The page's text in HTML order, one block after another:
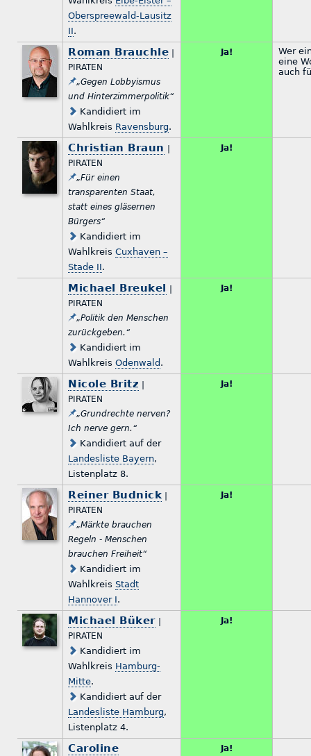
Oberspreewald-Lausitz
II.
Roman Brauchle
PIRATEN
„Gegen Lobbyismus
und Hinterzimmerpolitik“
Kandidiert im
Wahlkreis Ravensburg.
Ja!
Wer
eine
auch
Christian Braun
PIRATEN
„Für einen
transparenten Staat,
statt eines gläsernen
Bürgers“
Kandidiert im
WahlkreisCuxhaven –
Stade II.
Ja!
Michael Breukel
PIRATEN
„Politik den Menschen
zurückgeben.“
Kandidiert im
WahlkreisOdenwald .
Ja!
Nicole Britz
PIRATEN
„Grundrechte nerven?
Ich nerve gern.“
Kandidiert auf der
Landesliste Bayern,
Listenplatz 8.
Ja!
Reiner Budnick
PIRATEN
„Märkte brauchen
Regeln - Menschen
brauchen Freiheit“
Kandidiert im
WahlkreisStadt
Hannover I.
Ja!
Michael Büker|
PIRATEN
Kandidiert im
Wahlkreis Hamburg-
Mitte.
Kandidiert auf der
Landesliste Hamburg,
Listenplatz 4.
Ja!
Caroline
Ja!